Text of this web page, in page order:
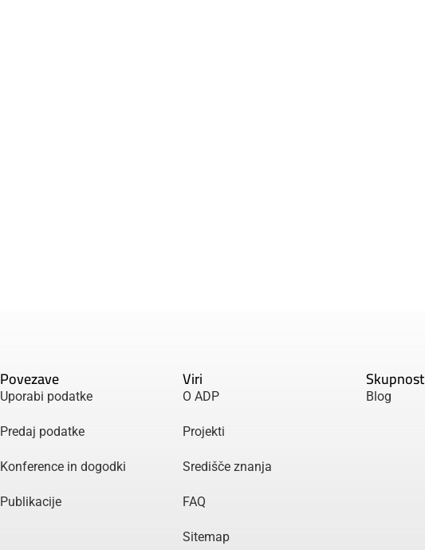
Povezave
Uporabi podatke
Predaj podatke
Konference in dogodki
Publikacije
Viri
O ADP
Projekti
Središče znanja
FAQ
Sitemap
Skupnost
Blog